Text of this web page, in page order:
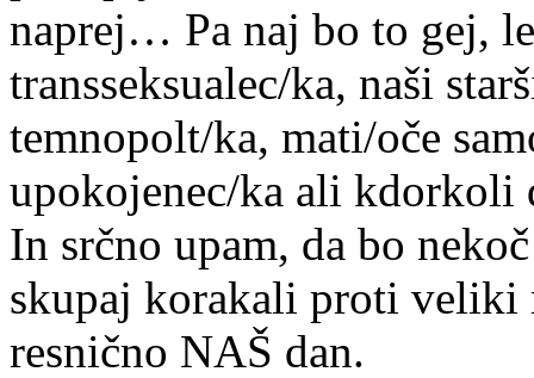
naprej… Pa naj bo to gej,
transseksualec/ka, naši
temnopolt/ka, mati/oče
upokojenec/ka ali
In srčno upam, da bo
skupaj korakali proti veliki
resnično NAŠ dan.